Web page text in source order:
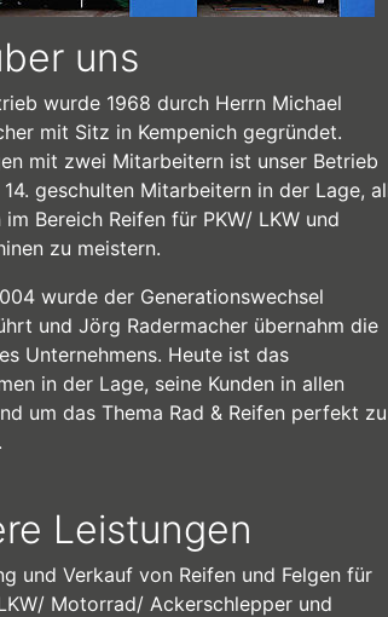
uns
wurde 1968 durch Herrn Michael
mit Sitz in Kempenich gegründet.
mit zwei Mitarbeitern ist unser Betrieb
geschulten Mitarbeitern in der Lage,
Bereich Reifen für PKW/ LKW und
zu meistern.
wurde der Generationswechsel
und Jörg Radermacher übernahm die
Unternehmens. Heute ist das
in der Lage, seine Kunden in allen
um das Thema Rad & Reifen perfekt zu
Leistungen
und Verkauf von Reifen und Felgen für
Motorrad/ Ackerschlepper und